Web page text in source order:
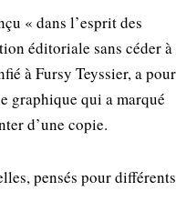
« dans l’esprit des
éditoriale sans céder à
à Fursy Teyssier, a pour
graphique qui a marqué
d’une copie.
pensés pour différents